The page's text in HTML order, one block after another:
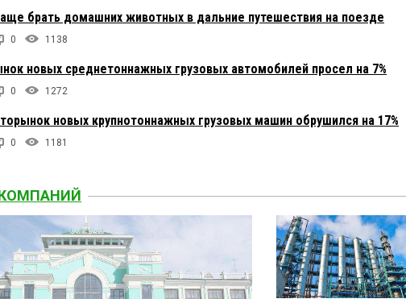
брать домашних животных в дальние путешествия на поезде
0 1138
новых среднетоннажных грузовых автомобилей просел на 7%
0 1272
новых крупнотоннажных грузовых машин обрушился на 17%
0 1181